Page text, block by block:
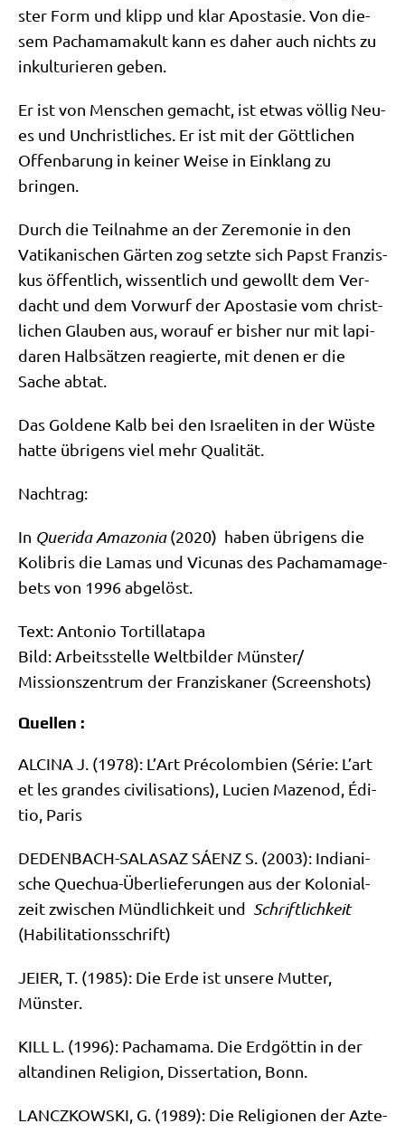
ster Form und klipp und klar Apo­sta­sie. Von die­
sem Pacha­ma­ma­kult kann es daher auch nichts zu
inkul­tur­ie­ren geben.
Er ist von Men­schen gemacht, ist etwas völ­lig Neu­
es und Unchrist­li­ches. Er ist mit der Gött­li­chen
Offen­ba­rung in kei­ner Wei­se in Ein­klang zu
bringen.
Durch die Teil­nah­me an der Zere­mo­nie in den
Vati­ka­ni­schen Gär­ten zog setz­te sich Papst Fran­zis­
kus öffent­lich, wis­sent­lich und gewollt dem Ver­
dacht und dem Vor­wurf der Apo­sta­sie vom christ­
li­chen Glau­ben aus, wor­auf er bis­her nur mit lapi­
da­ren Halb­sät­zen reagier­te, mit denen er die
Sache abtat.
Das Gol­de­ne Kalb bei den Israe­li­ten in der Wüste
hat­te übri­gens viel mehr Qualität.
Nach­trag:
In Quer­ida Ama­zo­nia(2020) haben übri­gens die
Koli­bris die Lamas und Vicu­nas des Pacha­ma­ma­ge­
bets von 1996 abgelöst.
Text: Anto­nio Tor­til­la­ta­pa
Bild: Arbeits­stel­le Welt­bil­der Münster/​
Missionszentrum der Fran­zis­ka­ner (Screen­shots)
Quellen :
ALCINA J. (1978): L’Art Pré­co­lom­bien (Série: L’art
et les gran­des civi­li­sa­ti­ons), Luci­en Mazen­od, Édi­
tio, Paris
DEDENBACH-SALASAZ SÁENZ S. (2003): India­ni­
sche Quechua-Über­lie­fe­run­gen aus der Kolo­ni­al­
zeit zwi­schen Münd­lich­keit und Schrift­lich­keit
(Habi­li­ta­ti­ons­schrift)
JEIER, T. (1985): Die Erde ist unse­re Mut­ter,
Münster.
KILL L. (1996): Pacha­ma­ma. Die Erd­göt­tin in der
altan­di­nen Reli­gi­on, Dis­ser­ta­ti­on, Bonn.
LANCZKOWSKI, G. (1989): Die Reli­gio­nen der Azte­